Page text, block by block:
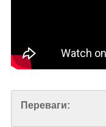
Переваги: